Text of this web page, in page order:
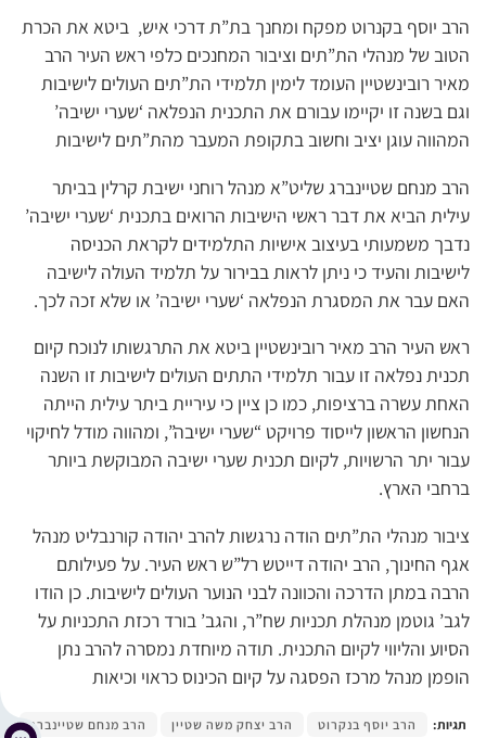
הרב יוסף בקנרוט מפקח ומחנך בת”ת דרכי איש, ביטא את הכרת
הטוב של מנהלי הת”תים וציבור המחנכים כלפי ראש העיר הרב
מאיר רובינשטיין העומד לימין תלמידי הת”תים העולים לישיבות
וגם בשנה זו יקיימו עבורם את התכנית הנפלאה ‘שערי ישיבה’
המהווה עוגן יציב וחשוב בתקופת המעבר מהת”תים לישיבות
הרב מנחם שטיינברג שליט”א מנהל רוחני ישיבת קרלין בביתר
עילית הביא את דבר ראשי הישיבות הרואים בתכנית ‘שערי ישיבה’
נדבך משמעותי בעיצוב אישיות התלמידים לקראת הכניסה
לישיבות והעיד כי ניתן לראות בבירור על תלמיד העולה לישיבה
האם עבר את המסגרת הנפלאה ‘שערי ישיבה’ או שלא זכה לכך.
ראש העיר הרב מאיר רובינשטיין ביטא את התרגשותו לנוכח קיום
תכנית נפלאה זו עבור תלמידי התתים העולים לישיבות זו השנה
האחת עשרה ברציפות, כמו כן ציין כי עיריית ביתר עילית הייתה
הנחשון הראשון לייסוד פרויקט “שערי ישיבה”, ומהווה מודל לחיקוי
עבור יתר הרשויות, לקיום תכנית שערי ישיבה המבוקשת ביותר
ברחבי הארץ.
ציבור מנהלי הת”תים הודה נרגשות להרב יהודה קורנבליט מנהל
אגף החינוך, הרב יהודה דייטש רל”ש ראש העיר. על פעילותם
הרבה במתן הדרכה והכוונה לבני הנוער העולים לישיבות. כן הודו
לגב’ גוטמן מנהלת תכניות שח”ר, והגב’ בורד רכזת התכניות על
הסיוע והליווי לקיום התכנית. תודה מיוחדת נמסרה להרב נתן
הופמן מנהל מרכז הפסגה על קיום הכינוס כראוי וכיאות
תגיות: הרב יוסף בנקרוט הרב יצחק משה שטיין הרב מנחם שטיינברג